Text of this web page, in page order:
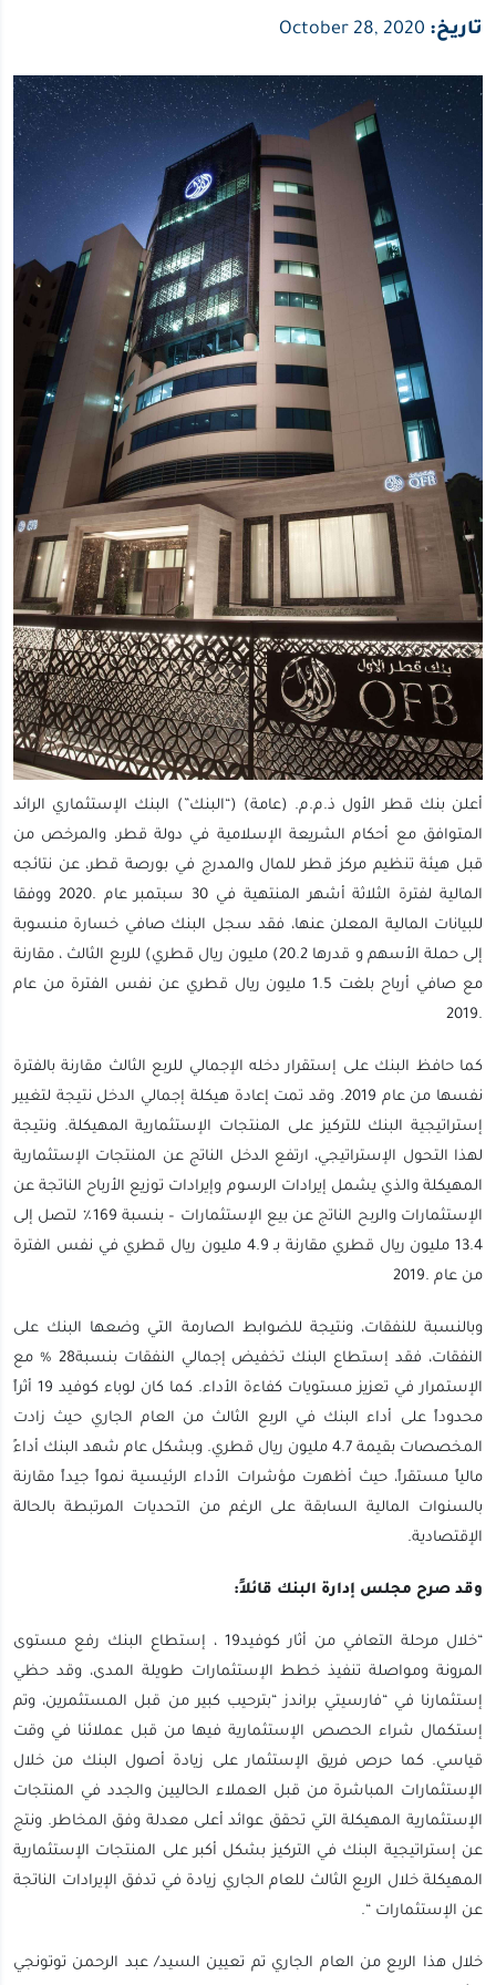
تاريخ:
أعلن بنك قطر الأول ذ.م.م. (عامة) (“البنك”) البنك الإستثماري الرائد
المتوافق مع أحكام الشريعة الإسلامية في دولة قطر، والمرخص من
قبل هيئة تنظيم مركز قطر للمال والمدرج في بورصة قطر، عن نتائجه
المالية لفترة الثلاثة أشهر المنتهية في 30 سبتمبر عام .2020 ووفقا
للبيانات المالية المعلن عنها، فقد سجل البنك صافي خسارة منسوبة
إلى حملة الأسهم و قدرها 20.2) مليون ريال قطري) للربع الثالث ، مقارنة
مع صافي أرباح بلغت 1.5 مليون ريال قطري عن نفس الفترة من عام
.2019
كما حافظ البنك على إستقرار دخله الإجمالي للربع الثالث مقارنة بالفترة
نفسها من عام 2019. وقد تمت إعادة هيكلة إجمالي الدخل نتيجة لتغيير
إستراتيجية البنك للتركيز على المنتجات الإستثمارية المهيكلة. ونتيجة
لهذا التحول الإستراتيجي، ارتفع الدخل الناتج عن المنتجات الإستثمارية
المهيكلة والذي يشمل إيرادات الرسوم وإيرادات توزيع الأرباح الناتجة عن
الإستثمارات والربح الناتج عن بيع الإستثمارات – بنسبة 169٪ لتصل إلى
13.4 مليون ريال قطري مقارنة بـ 4.9 مليون ريال قطري في نفس الفترة
من عام .2019
وبالنسبة للنفقات، ونتيجة للضوابط الصارمة التي وضعها البنك على
النفقات، فقد إستطاع البنك تخفيض إجمالي النفقات بنسبة28 % مع
الإستمرار في تعزيز مستويات كفاءة الأداء. كما كان لوباء كوفيد 19 أثراً
محدوداً على أداء البنك في الربع الثالث من العام الجاري حيث زادت
المخصصات بقيمة 4.7 ​​مليون ريال قطري. وبشكل عام شهد البنك أداءً
مالياً مستقراً، حيث أظهرت مؤشرات الأداء الرئيسية نمواً جيداً مقارنة
بالسنوات المالية السابقة على الرغم من التحديات المرتبطة بالحالة
الإقتصادية.
وقد صرح مجلس إدارة البنك قائلاً:
“خلال مرحلة التعافي من أثار كوفيد19 ، إستطاع البنك رفع مستوى
المرونة ومواصلة تنفيذ خطط الإستثمارات طويلة المدى، وقد حظي
إستثمارنا في “فارسيتي براندز “بترحيب كبير من قبل المستثمرين، وتم
إستكمال شراء الحصص الإستثمارية فيها من قبل عملائنا في وقت
قياسي. كما حرص فريق الإستثمار على زيادة أصول البنك من خلال
الإستثمارات المباشرة من قبل العملاء الحاليين والجدد في المنتجات
الإستثمارية المهيكلة التي تحقق عوائد أعلى معدلة وفق المخاطر. ونتج
عن إستراتيجية البنك في التركيز بشكل أكبر على المنتجات الإستثمارية
المهيكلة خلال الربع الثالث للعام الجاري زيادة في تدفق الإيرادات الناتجة
عن الإستثمارات “.
خلال هذا الربع من العام الجاري تم تعيين السيد/ عبد الرحمن توتونجي